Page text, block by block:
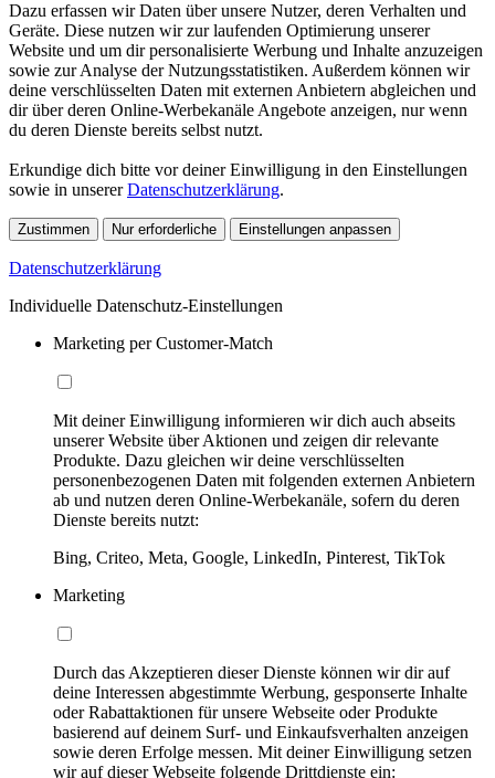
Dazu erfassen wir Daten über unsere Nutzer, deren Verhalten und
Geräte. Diese nutzen wir zur laufenden Optimierung unserer
Website und um dir personalisierte Werbung und Inhalte anzuzeigen
sowie zur Analyse der Nutzungsstatistiken. Außerdem können wir
deine verschlüsselten Daten mit externen Anbietern abgleichen und
dir über deren Online-Werbekanäle Angebote anzeigen, nur wenn
du deren Dienste bereits selbst nutzt.
Erkundige dich bitte vor deiner Einwilligung in den Einstellungen
sowie in unsererDatenschutzerklärung.
Zustimmen Nur erforderliche Einstellungen anpassen
Datenschutzerklärung
Individuelle Datenschutz-Einstellungen
Marketing per Customer-Match
Mit deiner Einwilligung informieren wir dich auch abseits
unserer Website über Aktionen und zeigen dir relevante
Produkte. Dazu gleichen wir deine verschlüsselten
personenbezogenen Daten mit folgenden externen Anbietern
ab und nutzen deren Online-Werbekanäle, sofern du deren
Dienste bereits nutzt:
Bing, Criteo, Meta, Google, LinkedIn, Pinterest, TikTok
Marketing
Durch das Akzeptieren dieser Dienste können wir dir auf
deine Interessen abgestimmte Werbung, gesponserte Inhalte
oder Rabattaktionen für unsere Webseite oder Produkte
basierend auf deinem Surf- und Einkaufsverhalten anzeigen
sowie deren Erfolge messen. Mit deiner Einwilligung setzen
wir auf dieser Webseite folgende Drittdienste ein: